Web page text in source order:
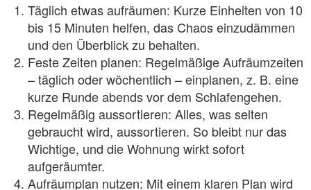
Täglich etwas aufräumen: Kurze Einheiten von 10
bis 15 Minuten helfen, das Chaos einzudämmen
und den Überblick zu behalten.
Feste Zeiten planen: Regelmäßige Aufräumzeiten
– täglich oder wöchentlich – einplanen, z. B. eine
kurze Runde abends vor dem Schlafengehen.
Regelmäßig aussortieren: Alles, was selten
gebraucht wird, aussortieren. So bleibt nur das
Wichtige, und die Wohnung wirkt sofort
aufgeräumter.
Aufräumplan nutzen: Mit einem klaren Plan wird